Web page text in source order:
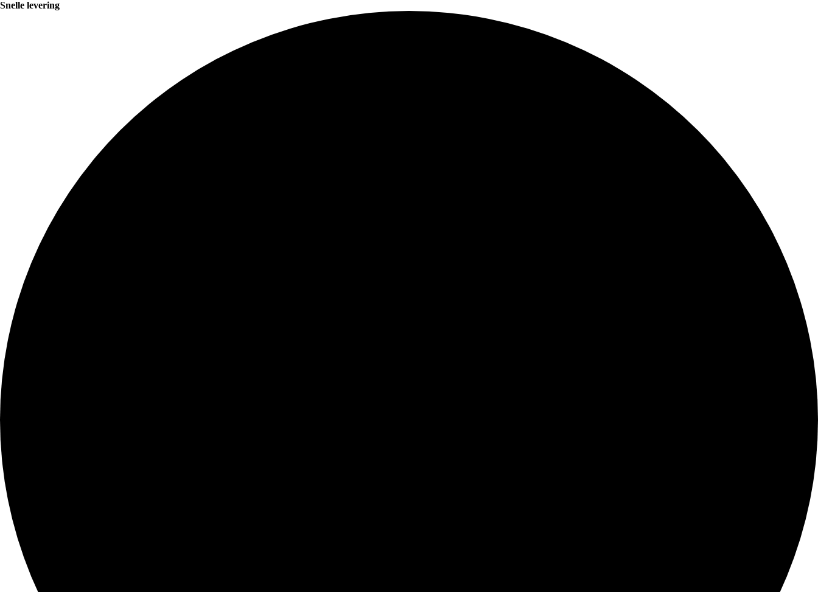
Snelle levering